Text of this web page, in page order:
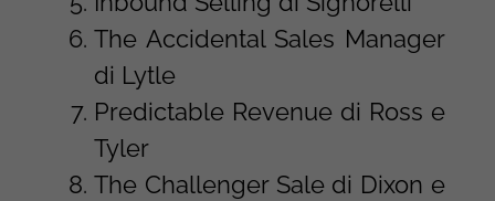
The Accidental Sales Manager
di Lytle
Predictable Revenue di Ross e
Tyler
The Challenger Sale di Dixon e